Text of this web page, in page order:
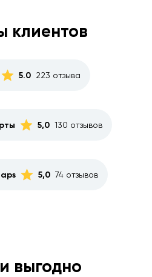
клиентов
5.0 223 отзыва
5,0 130 отзывов
5,0 74 отзывов
выгодно